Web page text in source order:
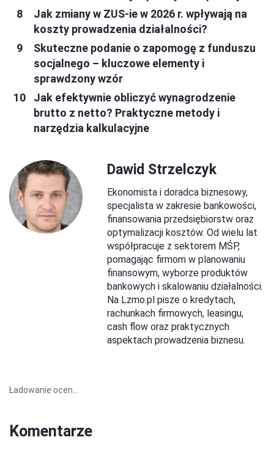
Jak zmiany w ZUS-ie w 2026 r. wpływają na
koszty prowadzenia działalności?
Skuteczne podanie o zapomogę z funduszu
socjalnego – kluczowe elementy i
sprawdzony wzór
Jak efektywnie obliczyć wynagrodzenie
brutto z netto? Praktyczne metody i
narzędzia kalkulacyjne
Dawid Strzelczyk
Ekonomista i doradca biznesowy,
specjalista w zakresie bankowości,
finansowania przedsiębiorstw oraz
optymalizacji kosztów. Od wielu lat
współpracuje z sektorem MŚP,
pomagając firmom w planowaniu
finansowym, wyborze produktów
bankowych i skalowaniu działalności.
Na Lzmo.pl pisze o kredytach,
rachunkach firmowych, leasingu,
cash flow oraz praktycznych
aspektach prowadzenia biznesu.
Ładowanie ocen...
Komentarze